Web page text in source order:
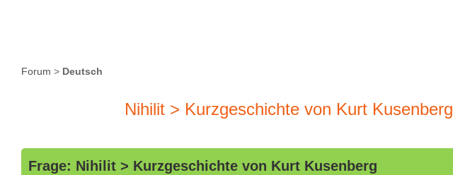
Forum > Deutsch
Nihilit > Kurzgeschichte von Kurt Kusenberg
Frage: Nihilit > Kurzgeschichte von Kurt Kusenberg